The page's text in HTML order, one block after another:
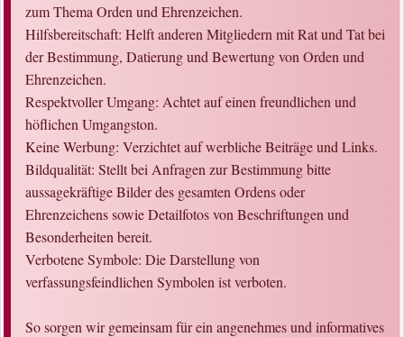
zum Thema Orden und Ehrenzeichen.
Hilfsbereitschaft: Helft anderen Mitgliedern mit Rat und Tat bei
der Bestimmung, Datierung und Bewertung von Orden und
Ehrenzeichen.
Respektvoller Umgang: Achtet auf einen freundlichen und
höflichen Umgangston.
Keine Werbung: Verzichtet auf werbliche Beiträge und Links.
Bildqualität: Stellt bei Anfragen zur Bestimmung bitte
aussagekräftige Bilder des gesamten Ordens oder
Ehrenzeichens sowie Detailfotos von Beschriftungen und
Besonderheiten bereit.
Verbotene Symbole: Die Darstellung von
verfassungsfeindlichen Symbolen ist verboten.
So sorgen wir gemeinsam für ein angenehmes und informatives